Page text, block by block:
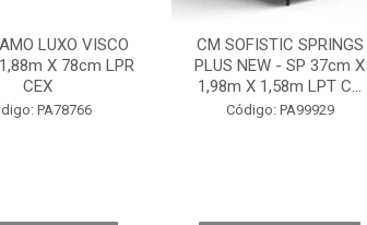
LUXO VISCO
X 78cm LPR
CEX
PA78766
CM SOFISTIC SPRINGS
PLUS NEW - SP 37cm X
1,98m X 1,58m LPT C...
Código: PA99929